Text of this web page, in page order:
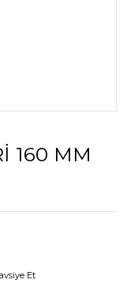
160 MM
Et